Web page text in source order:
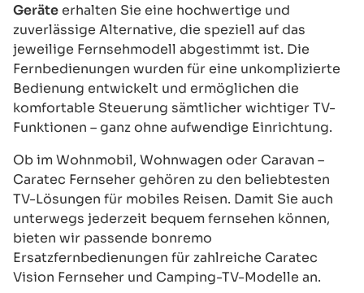
Geräteerhalten Sie eine hochwertige und
zuverlässige Alternative, die speziell auf das
jeweilige Fernsehmodell abgestimmt ist. Die
Fernbedienungen wurden für eine unkomplizierte
Bedienung entwickelt und ermöglichen die
komfortable Steuerung sämtlicher wichtiger TV-
Funktionen – ganz ohne aufwendige Einrichtung.
Ob im Wohnmobil, Wohnwagen oder Caravan –
Caratec Fernseher gehören zu den beliebtesten
TV-Lösungen für mobiles Reisen. Damit Sie auch
unterwegs jederzeit bequem fernsehen können,
bieten wir passende bonremo
Ersatzfernbedienungen für zahlreiche Caratec
Vision Fernseher und Camping-TV-Modelle an.